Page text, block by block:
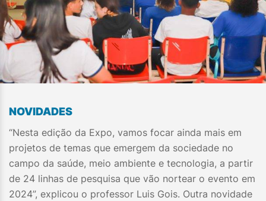
NOVIDADES
“Nesta edição da Expo, vamos focar ainda mais em
projetos de temas que emergem da sociedade no
campo da saúde, meio ambiente e tecnologia, a partir
de 24 linhas de pesquisa que vão nortear o evento em
2024”, explicou o professor Luis Gois. Outra novidade